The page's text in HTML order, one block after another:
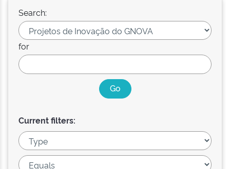
Search:
for
Current filters: